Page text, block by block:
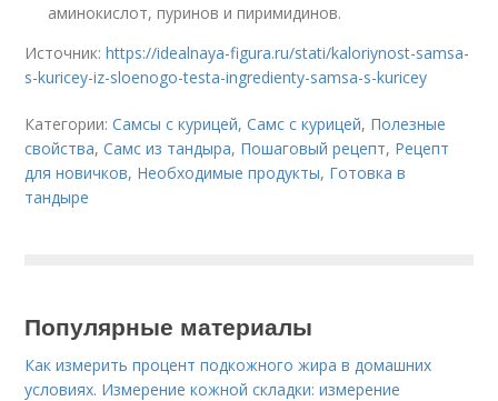
аминокислот, пуринов и пиримидинов.
Источник:https://idealnaya-figura.ru/stati/kaloriynost-samsa-
s-kuricey-iz-sloenogo-testa-ingredienty-samsa-s-kuricey
Категории:Самсы с курицей,Самс с курицей, Полезные
свойства,Самс из тандыра, Пошаговый рецепт, Рецепт
для новичков, Необходимые продукты, Готовка в
тандыре
Популярные материалы
Как измерить процент подкожного жира в домашних
условиях. Измерение кожной складки: измерение